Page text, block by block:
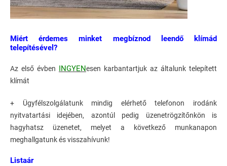
Miért érdemes minket megbíznod leendő klímád
telepítésével?
Az első évben INGYENesen karbantartjuk az általunk telepített
klímát
+ Ügyfélszolgálatunk mindig elérhető telefonon irodánk
nyitvatartási idejében, azontúl pedig üzenetrögzítőnkön is
hagyhatsz üzenetet, melyet a következő munkanapon
meghallgatunk és visszahívunk!
Listaár